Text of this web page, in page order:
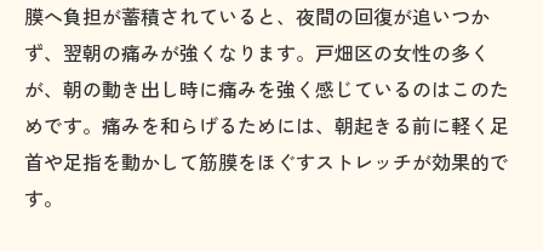
不適切な歩き方が足底筋膜炎を招く仕組み
足底筋膜炎リスクを高める生活習慣とは
女性が快適に歩くための足底ケア実践法
足底筋膜炎予防に役立つストレッチ方法
膜へ負担が蓄積されていると、夜間の回復が追いつか
ず、翌朝の痛みが強くなります。戸畑区の女性の多く
が、朝の動き出し時に痛みを強く感じているのはこのた
めです。痛みを和らげるためには、朝起きる前に軽く足
首や足指を動かして筋膜をほぐすストレッチが効果的で
す。